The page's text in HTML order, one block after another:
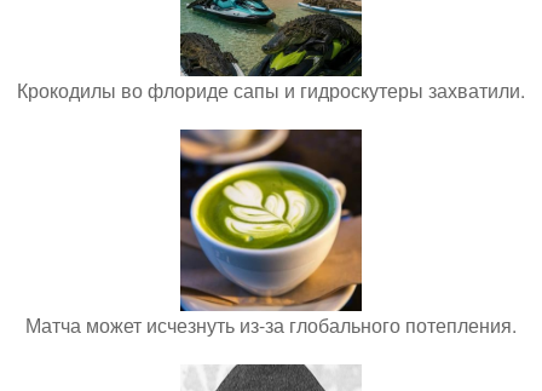
Крокодилы во флориде сапы и гидроскутеры захватили.
Матча может исчезнуть из-за глобального потепления.